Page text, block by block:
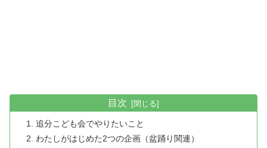
目次
追分こども会でやりたいこと
わたしがはじめた2つの企画（盆踊り関連）